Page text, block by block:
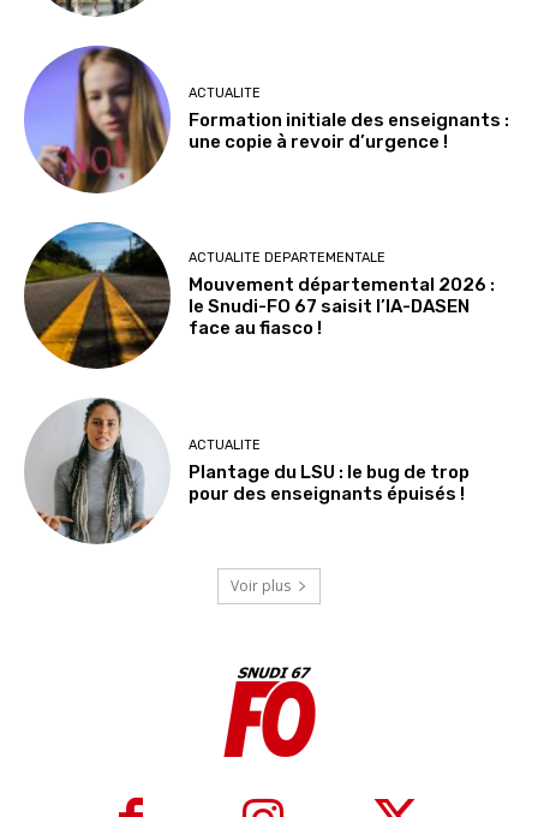
ACTUALITE
Formation initiale des enseignants :
une copie à revoir d’urgence !
ACTUALITE DEPARTEMENTALE
Mouvement départemental 2026 :
le Snudi-FO 67 saisit l’IA-DASEN
face au fiasco !
ACTUALITE
Plantage du LSU : le bug de trop
pour des enseignants épuisés !
Voir plus